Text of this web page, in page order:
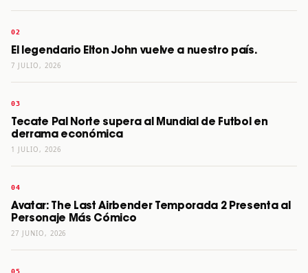
El legendario Elton John vuelve a nuestro país.
7 JULIO, 2026
Tecate Pal Norte supera al Mundial de Futbol en
derrama económica
1 JULIO, 2026
Avatar: The Last Airbender Temporada 2 Presenta al
Personaje Más Cómico
27 JUNIO, 2026